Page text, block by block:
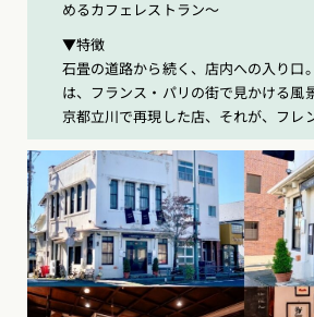
めるカフェレストラン〜
▼特徴
石畳の道路から続く、店内への入り口
は、フランス・パリの街で見かける風
京都立川で再現した店、それが、フレ